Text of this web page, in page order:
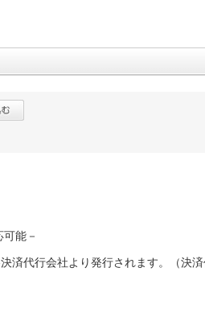
能－
済代行会社より発行されます。（決